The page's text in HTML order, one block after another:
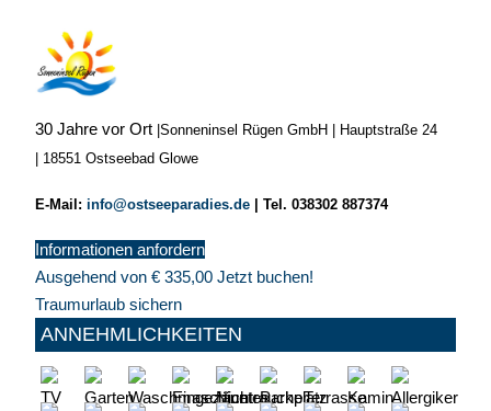
30 Jahre vor Ort Sonneninsel Rügen GmbH | Hauptstraße 24
| 18551 Ostseebad Glowe
E-Mail: info@ostseeparadies.de Tel. 038302 887374
Informationen anfordern
Ausgehend von € 335,00 Jetzt buchen!
Traumurlaub sichern
ANNEHMLICHKEITEN